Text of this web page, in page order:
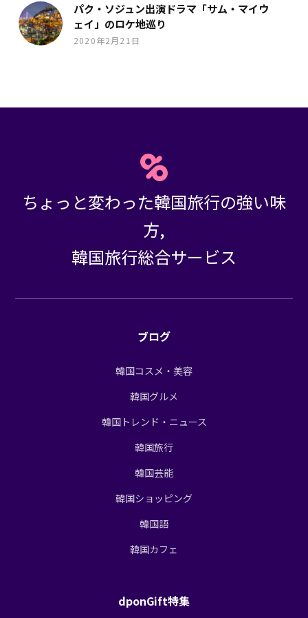
パク・ソジュン出演ドラマ「サム・マイウ
ェイ」のロケ地巡り
2020年2月21日
ちょっと変わった韓国旅行の強い味
方,
韓国旅行総合サービス
ブログ
韓国コスメ・美容
韓国グルメ
韓国トレンド・ニュース
韓国旅行
韓国芸能
韓国ショッピング
韓国語
韓国カフェ
dponGift特集